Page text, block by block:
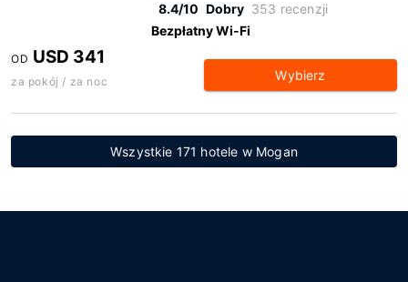
8.4/10 Dobry 353 recenzji
Bezpłatny Wi-Fi
OD USD 341
za pokój / za noc Wybierz
Wszystkie 171 hotele w Mogan